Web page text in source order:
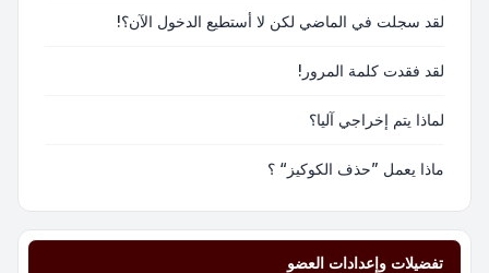
لقد سجلت في الماضي لكن لا أستطيع الدخول الآن؟!
لقد فقدت كلمة المرور!
لماذا يتم إخراجي آليا؟
ماذا يعمل ”حذف الكوكيز“ ؟
تفضيلات وإعدادات العضو